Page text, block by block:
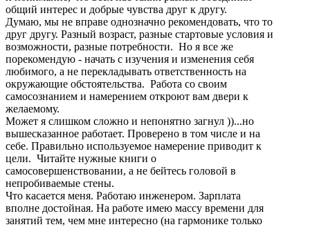
общий интерес и добрые чувства друг к другу.
Думаю, мы не вправе однозначно рекомендовать, что то
друг другу. Разный возраст, разные стартовые условия и
возможности, разные потребности. Но я все же
порекомендую - начать с изучения и изменения себя
любимого, а не перекладывать ответственность на
окружающие обстоятельства. Работа со своим
самосознанием и намерением откроют вам двери к
желаемому.
Может я слишком сложно и непонятно загнул ))...но
вышесказанное работает. Проверено в том числе и на
себе. Правильно используемое намерение приводит к
цели. Читайте нужные книги о
самосовершенствовании, а не бейтесь головой в
непробиваемые стены.
Что касается меня. Работаю инженером. Зарплата
вполне достойная. На работе имею массу времени для
занятий тем, чем мне интересно (на гармонике только